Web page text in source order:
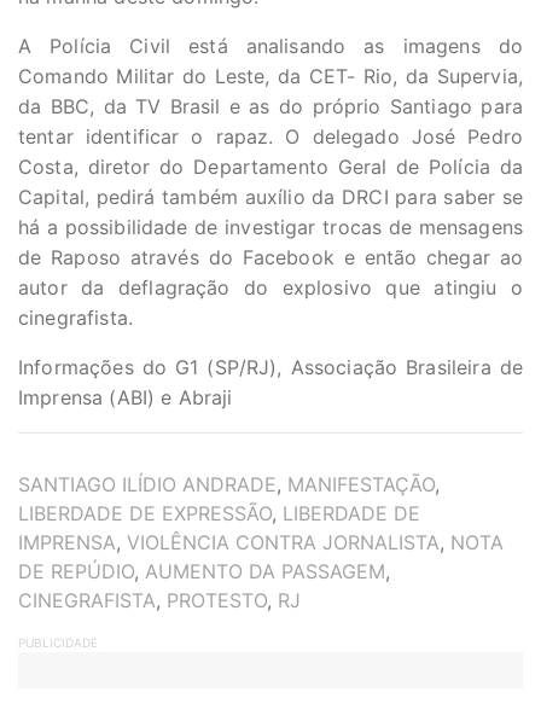
A Polícia Civil está analisando as imagens do
Comando Militar do Leste, da CET- Rio, da Supervia,
da BBC, da TV Brasil e as do próprio Santiago para
tentar identificar o rapaz. O delegado José Pedro
Costa, diretor do Departamento Geral de Polícia da
Capital, pedirá também auxílio da DRCI para saber se
há a possibilidade de investigar trocas de mensagens
de Raposo através do Facebook e então chegar ao
autor da deflagração do explosivo que atingiu o
cinegrafista.
Informações do G1 (SP/RJ), Associação Brasileira de
Imprensa (ABI) e Abraji
TAGS
SANTIAGO ILÍDIO ANDRADE, MANIFESTAÇÃO,
LIBERDADE DE EXPRESSÃO, LIBERDADE DE
IMPRENSA, VIOLÊNCIA CONTRA JORNALISTA, NOTA
DE REPÚDIO, AUMENTO DA PASSAGEM,
CINEGRAFISTA, PROTESTO, RJ
PUBLICIDADE